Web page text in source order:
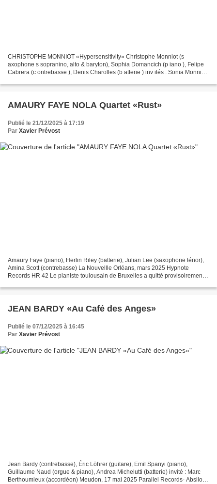
CHRISTOPHE MONNIOT «Hypersensitivity» Christophe Monniot (s
axophone s sopranino, alto & baryton), Sophia Domancich (p iano ), Felipe
Cabrera (c ontrebasse ), Denis Charolles (b atterie ) inv ités : Sonia Monniot
AMAURY FAYE NOLA Quartet «Rust»
Publié le 21/12/2025 à 17:19
Par Xavier Prévost
Amaury Faye (piano), Herlin Riley (batterie), Julian Lee (saxophone ténor),
Amina Scott (contrebasse) La Nouvellle Orléans, mars 2025 Hypnote
Records HR 42 Le pianiste toulousain de Bruxelles a quitté provisoirement
JEAN BARDY «Au Café des Anges»
Publié le 07/12/2025 à 16:45
Par Xavier Prévost
Jean Bardy (contrebasse), Éric Löhrer (guitare), Emil Spanyi (piano),
Guillaume Naud (orgue & piano), Andrea Michelutti (batterie) invité : Marc
Berthoumieux (accordéon) Meudon, 17 mai 2025 Parallel Records- Absilone